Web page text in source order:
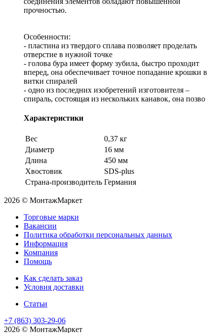
прочностью.
Особенности:
- пластина из твердого сплава позволяет проделать
отверстие в нужной точке
- голова бура имеет форму зубила, быстро проходит
вперед, она обеспечивает точное попадание крошки в
витки спиралей
- одно из последних изобретений изготовителя –
спираль, состоящая из нескольких канавок, она позво
Характеристики
Вес
0,37 кг
Диаметр
16 мм
Длина
450 мм
Хвостовик
SDS-plus
Страна-производитель Германия
2026 © МонтажМаркет
Торговые марки
Вакансии
Политика обработки персональных данных
Информация
Компания
Помощь
Как сделать заказ
Условия доставки
Статьи
+7 (863) 303-29-06
2026 © МонтажМаркет